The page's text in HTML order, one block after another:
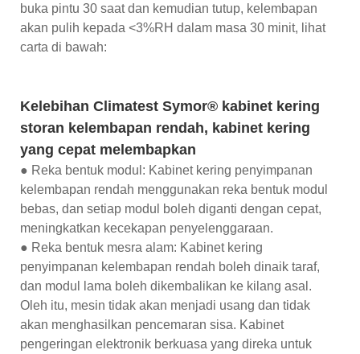
buka pintu 30 saat dan kemudian tutup, kelembapan
akan pulih kepada <3%RH dalam masa 30 minit, lihat
carta di bawah:
Kelebihan Climatest Symor® kabinet kering
storan kelembapan rendah, kabinet kering
yang cepat melembapkan
● Reka bentuk modul: Kabinet kering penyimpanan
kelembapan rendah menggunakan reka bentuk modul
bebas, dan setiap modul boleh diganti dengan cepat,
meningkatkan kecekapan penyelenggaraan.
● Reka bentuk mesra alam: Kabinet kering
penyimpanan kelembapan rendah boleh dinaik taraf,
dan modul lama boleh dikembalikan ke kilang asal.
Oleh itu, mesin tidak akan menjadi usang dan tidak
akan menghasilkan pencemaran sisa. Kabinet
pengeringan elektronik berkuasa yang direka untuk